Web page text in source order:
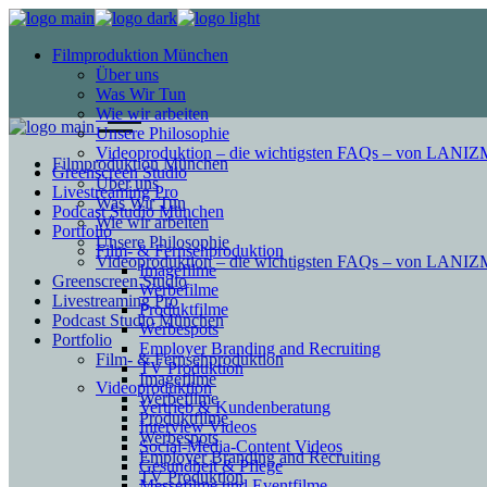
Filmproduktion München
Über uns
Was Wir Tun
Wie wir arbeiten
Unsere Philosophie
Videoproduktion – die wichtigsten FAQs – von
Greenscreen Studio
Livestreaming Pro
Podcast Studio München
Portfolio
Film- & Fernsehproduktion
Imagefilme
Werbefilme
Produktfilme
Werbespots
Employer Branding and Recruiting
TV Produktion
Videoproduktion
Vertrieb & Kundenberatung
Interview Videos
Social-Media-Content Videos
Gesundheit & Pflege
Filmproduktion München
Über uns
Was Wir Tun
Wie wir arbeiten
Unsere Philosophie
Videoproduktion – die wichtigsten FAQs – von
Greenscreen Studio
Livestreaming Pro
Podcast Studio München
Portfolio
Film- & Fernsehproduktion
Imagefilme
Werbefilme
Produktfilme
Werbespots
Employer Branding and Recruiting
TV Produktion